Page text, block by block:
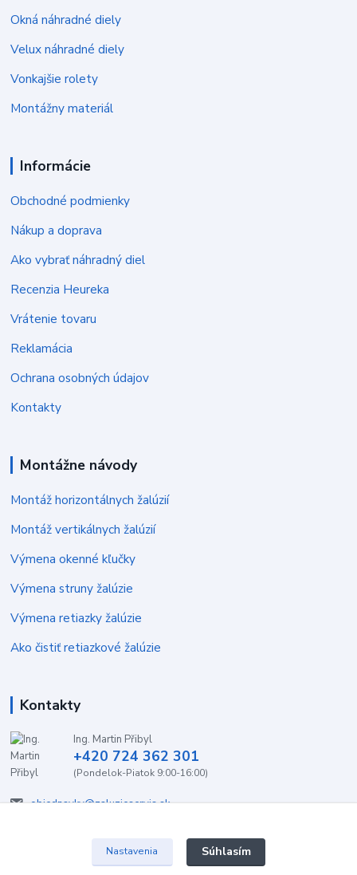
Okná náhradné diely
Velux náhradné diely
Vonkajšie rolety
Montážny materiál
Informácie
Obchodné podmienky
Nákup a doprava
Ako vybrať náhradný diel
Recenzia Heureka
Vrátenie tovaru
Reklamácia
Ochrana osobných údajov
Kontakty
Montážne návody
Montáž horizontálnych žalúzií
Montáž vertikálnych žalúzií
Výmena okenné kľučky
Výmena struny žalúzie
Výmena retiazky žalúzie
Ako čistiť retiazkové žalúzie
Kontakty
Ing. Martin Přibyl
+420 724 362 301
(Pondelok-Piatok 9:00-16:00)
objednavky@zaluzieservis.sk
Nastavenia Súhlasím